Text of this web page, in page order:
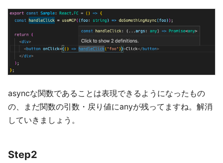
asyncな関数であることは表現できるようになったもの
の、まだ関数の引数・戻り値にanyが残ってますね。解消
していきましょう。
Step2